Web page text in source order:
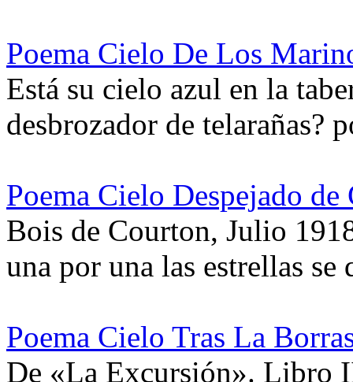
Poema Cielo De Los
Está su cielo azul en la
desbrozador de
Poema Cielo Despejado
Bois de Courton, Julio
una por una las estrellas
Poema Cielo Tras La
De «La Excursión». Libro